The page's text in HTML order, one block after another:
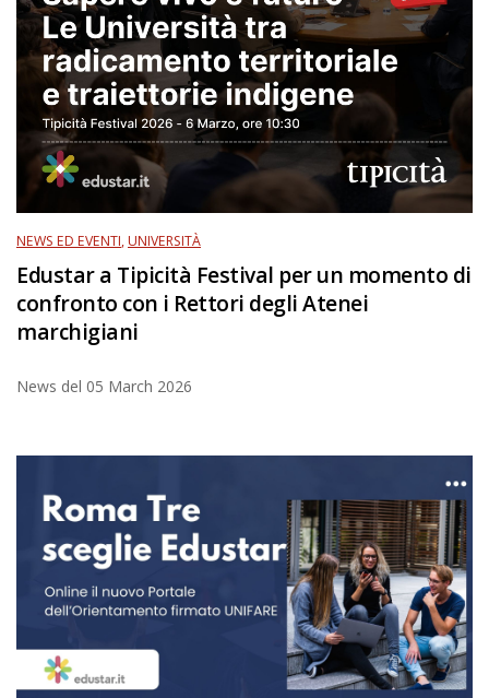
NEWS ED EVENTI,UNIVERSITÀ
Edustar a Tipicità Festival per un momento di
confronto con i Rettori degli Atenei
marchigiani
News del 05 March 2026